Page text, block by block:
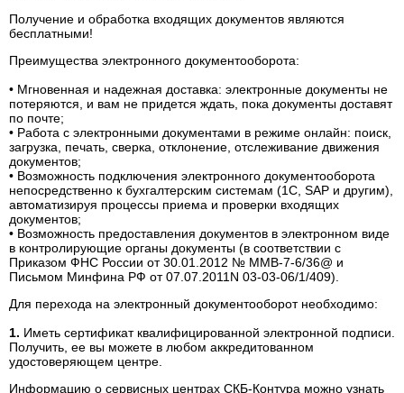
Получение и обработка входящих документов являются
бесплатными!
Преимущества электронного документооборота:
• Мгновенная и надежная доставка: электронные документы не
потеряются, и вам не придется ждать, пока документы доставят
по почте;
• Работа с электронными документами в режиме онлайн: поиск,
загрузка, печать, сверка, отклонение, отслеживание движения
документов;
• Возможность подключения электронного документооборота
непосредственно к бухгалтерским системам (1C, SAP и другим),
автоматизируя процессы приема и проверки входящих
документов;
• Возможность предоставления документов в электронном виде
в контролирующие органы документы (в соответствии с
Приказом ФНС России от 30.01.2012 № ММВ-7-6/36@ и
Письмом Минфина РФ от 07.07.2011N 03-03-06/1/409).
Для перехода на электронный документооборот необходимо:
1. Иметь сертификат квалифицированной электронной подписи.
Получить, ее вы можете в любом аккредитованном
удостоверяющем центре.
Информацию о сервисных центрах СКБ-Контура можно узнать